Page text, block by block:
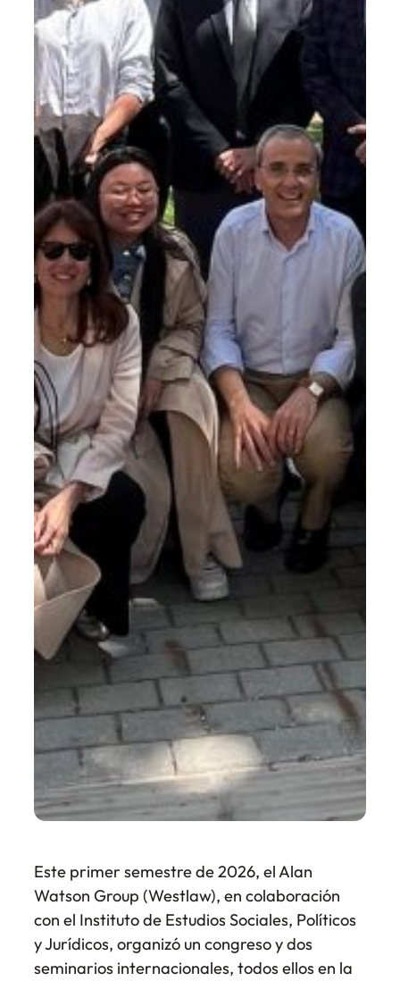
Este primer semestre de 2026, el Alan
Watson Group (Westlaw), en colaboración
con el Instituto de Estudios Sociales, Políticos
y Jurídicos, organizó un congreso y dos
seminarios internacionales, todos ellos en la